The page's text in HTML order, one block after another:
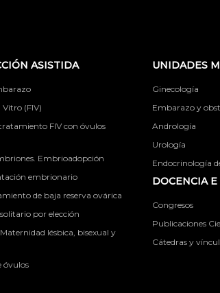
ASISTIDA
(FIV)
FIV con óvulos
Embrioadopción
embrionario
de baja reserva ovárica
por elección
lésbica, bisexual y
óvulos
UNIDADES
Ginecología
Embarazo y
Andrología
Urología
Endocrinología
DOCENCIA
Congresos
Publicaciones
Cátedras y